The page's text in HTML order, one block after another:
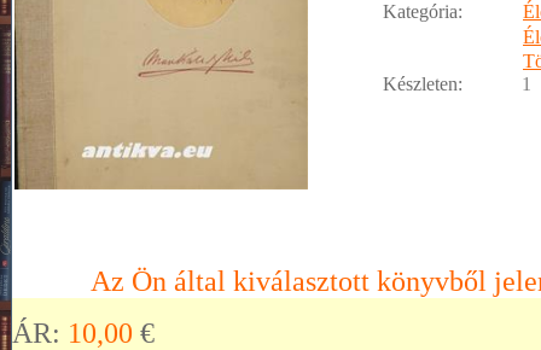
Kategória:
Készleten:
1
Az Ön által kiválasztott könyvből
ÁR: 10,00 €